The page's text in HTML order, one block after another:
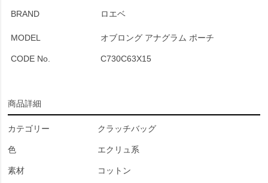
BRAND ロエベ
MODEL オブロング アナグラム ポーチ
CODE No. C730C63X15
商品詳細
カテゴリー クラッチバッグ
色 エクリュ系
素材
コットン